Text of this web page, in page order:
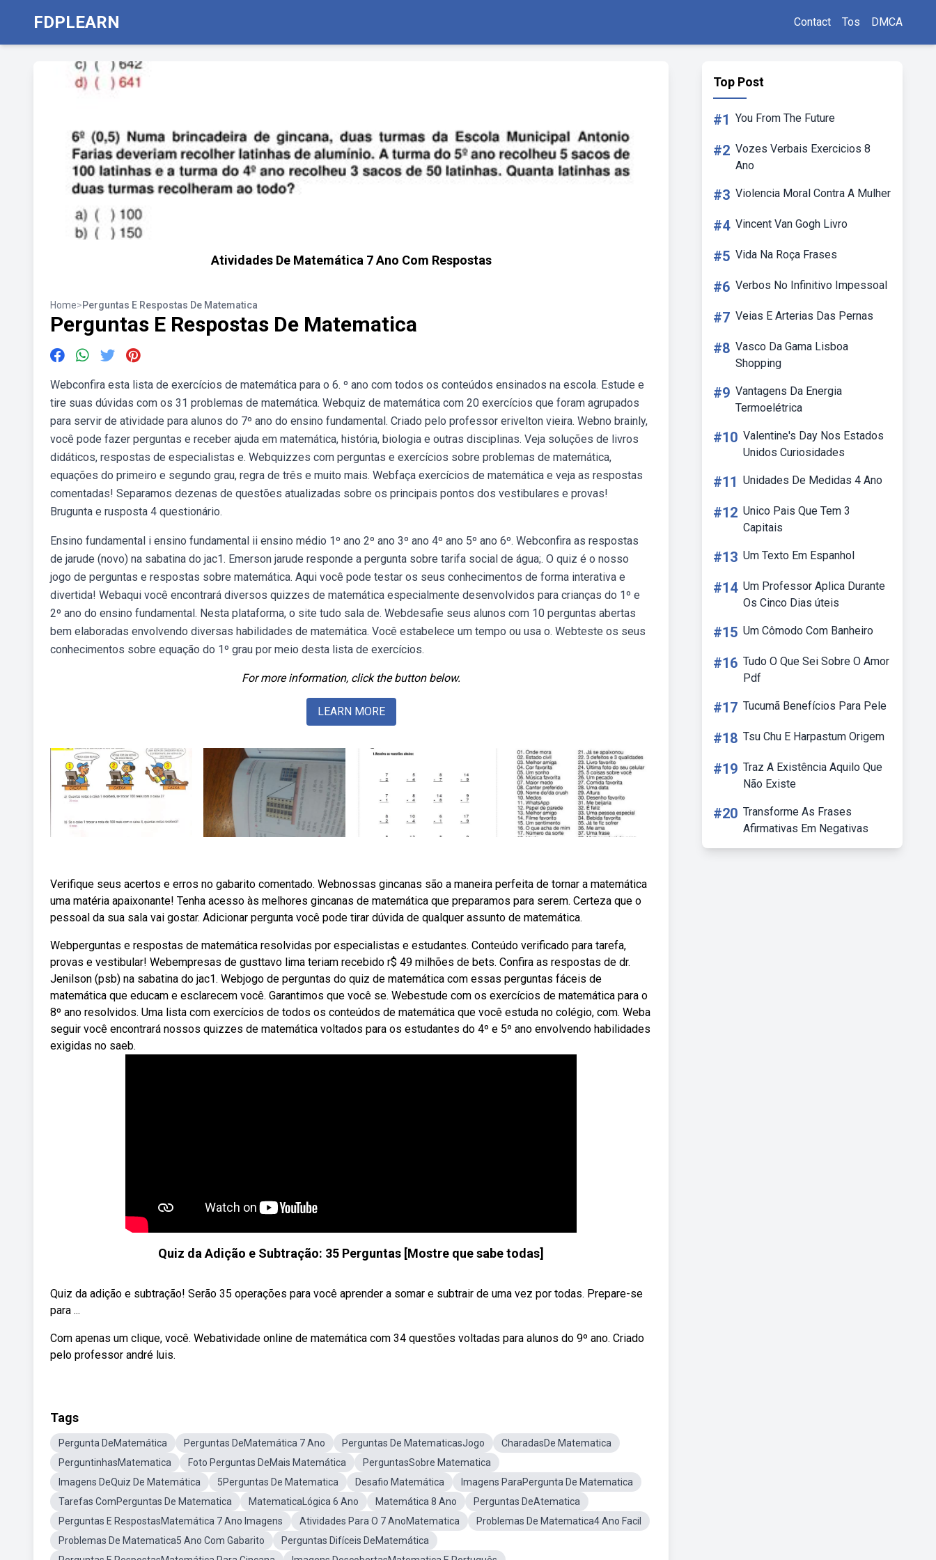
FDPLEARN Contact Tos DMCA
Atividades De Matemática 7 Ano Com Respostas
Home>Perguntas E Respostas De Matematica
Perguntas E Respostas De Matematica
Webconfira esta lista de exercícios de matemática para o 6. º ano com todos os conteúdos ensinados na escola. Estude e
tire suas dúvidas com os 31 problemas de matemática. Webquiz de matemática com 20 exercícios que foram agrupados
para servir de atividade para alunos do 7º ano do ensino fundamental. Criado pelo professor erivelton vieira. Webno brainly,
você pode fazer perguntas e receber ajuda em matemática, história, biologia e outras disciplinas. Veja soluções de livros
didáticos, respostas de especialistas e. Webquizzes com perguntas e exercícios sobre problemas de matemática,
equações do primeiro e segundo grau, regra de três e muito mais. Webfaça exercícios de matemática e veja as respostas
comentadas! Separamos dezenas de questões atualizadas sobre os principais pontos dos vestibulares e provas!
Brugunta e rusposta 4 questionário.
Ensino fundamental i ensino fundamental ii ensino médio 1º ano 2º ano 3º ano 4º ano 5º ano 6º. Webconfira as respostas
de jarude (novo) na sabatina do jac1. Emerson jarude responde a pergunta sobre tarifa social de água;. O quiz é o nosso
jogo de perguntas e respostas sobre matemática. Aqui você pode testar os seus conhecimentos de forma interativa e
divertida! Webaqui você encontrará diversos quizzes de matemática especialmente desenvolvidos para crianças do 1º e
2º ano do ensino fundamental. Nesta plataforma, o site tudo sala de. Webdesafie seus alunos com 10 perguntas abertas
bem elaboradas envolvendo diversas habilidades de matemática. Você estabelece um tempo ou usa o. Webteste os seus
conhecimentos sobre equação do 1º grau por meio desta lista de exercícios.
For more information, click the button below.
LEARN MORE
Verifique seus acertos e erros no gabarito comentado. Webnossas gincanas são a maneira perfeita de tornar a matemática
uma matéria apaixonante! Tenha acesso às melhores gincanas de matemática que preparamos para serem. Certeza que o
pessoal da sua sala vai gostar. Adicionar pergunta você pode tirar dúvida de qualquer assunto de matemática.
Webperguntas e respostas de matemática resolvidas por especialistas e estudantes. Conteúdo verificado para tarefa,
provas e vestibular! Webempresas de gusttavo lima teriam recebido r$ 49 milhões de bets. Confira as respostas de dr.
Jenilson (psb) na sabatina do jac1. Webjogo de perguntas do quiz de matemática com essas perguntas fáceis de
matemática que educam e esclarecem você. Garantimos que você se. Webestude com os exercícios de matemática para o
8º ano resolvidos. Uma lista com exercícios de todos os conteúdos de matemática que você estuda no colégio, com. Weba
seguir você encontrará nossos quizzes de matemática voltados para os estudantes do 4º e 5º ano envolvendo habilidades
exigidas no saeb.
Quiz da Adição e Subtração: 35 Perguntas [Mostre que sabe todas]
Quiz da adição e subtração! Serão 35 operações para você aprender a somar e subtrair de uma vez por todas. Prepare-se
para ...
Com apenas um clique, você. Webatividade online de matemática com 34 questões voltadas para alunos do 9º ano. Criado
pelo professor andré luis.
Tags
Pergunta DeMatemática Perguntas DeMatemática 7 Ano Perguntas De MatematicasJogo
CharadasDe Matematica
PerguntinhasMatematica
Foto Perguntas DeMais Matemática
PerguntasSobre Matematica
Imagens DeQuiz De Matemática
5Perguntas De Matematica Desafio Matemática
Imagens ParaPergunta De Matematica
Tarefas ComPerguntas De Matematica
MatematicaLógica 6 Ano Matemática 8 Ano
Perguntas DeAtematica
Perguntas E RespostasMatemática 7 Ano Imagens
Atividades Para O 7 AnoMatematica
Problemas De Matematica4 Ano Facil
Problemas De Matematica5 Ano Com Gabarito
Perguntas Difíceis DeMatemática
Top Post
#1 You From The Future
#2 Vozes Verbais Exercicios 8
Ano
#3 Violencia Moral Contra A Mulher
#4 Vincent Van Gogh Livro
#5 Vida Na Roça Frases
#6 Verbos No Infinitivo Impessoal
#7 Veias E Arterias Das Pernas
#8 Vasco Da Gama Lisboa
Shopping
#9 Vantagens Da Energia
Termoelétrica
#10 Valentine's Day Nos Estados
Unidos Curiosidades
#11 Unidades De Medidas 4 Ano
#12 Unico Pais Que Tem 3
Capitais
#13 Um Texto Em Espanhol
#14 Um Professor Aplica Durante
Os Cinco Dias úteis
#15 Um Cômodo Com Banheiro
#16 Tudo O Que Sei Sobre O Amor
Pdf
#17 Tucumã Benefícios Para Pele
#18 Tsu Chu E Harpastum Origem
#19 Traz A Existência Aquilo Que
Não Existe
#20 Transforme As Frases
Afirmativas Em Negativas